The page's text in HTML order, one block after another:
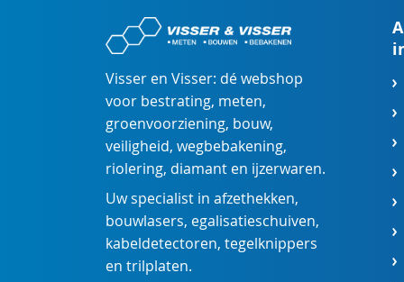
Visser en Visser: dé webshop
voor bestrating, meten,
groenvoorziening, bouw,
veiligheid, wegbebakening,
riolering, diamant en ijzerwaren.
Uw specialist in afzethekken,
bouwlasers, egalisatieschuiven,
kabeldetectoren, tegelknippers
en trilplaten.